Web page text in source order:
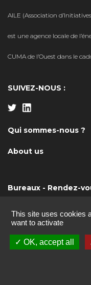
AILE (Association
est une agence locale de
CUMA de l’Ouest dans le
SUIVEZ-NOUS :
Qui sommes-nous ?
About us
Bureaux - Rendez-
Pays de la Loire :
Bobierre - 44 939 NANTES
info@aile.asso.fr
This site uses cookies
want to activate
OK, accept all